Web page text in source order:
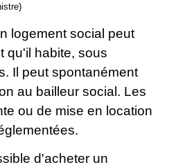
logement social peut
qu'il habite, sous
Il peut spontanément
au bailleur social. Les
ou de mise en location
d'acheter un